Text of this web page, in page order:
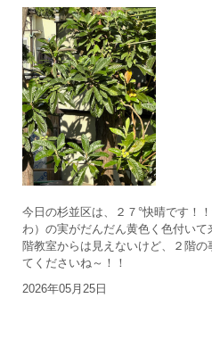
今日の杉並区は、２７°快晴です！
わ）の実がだんだん黄色く色付いて
階教室からは見えないけど、２階
てくださいね～！！
2026年05月25日